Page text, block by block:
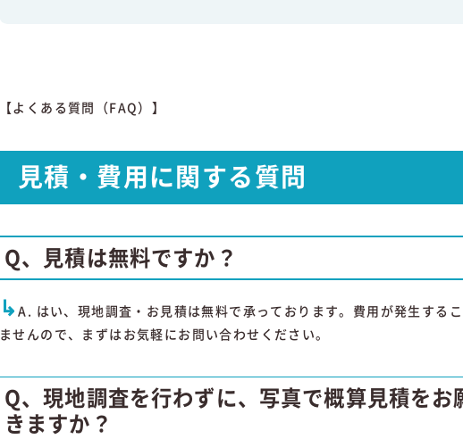
【よくある質問（FAQ）】
見積・費用に関する質問
Q、見積は無料ですか？
↳A. はい、現地調査・お見積は無料で承っております。費用が発生する
ませんので、まずはお気軽にお問い合わせください。
Q、現地調査を行わずに、写真で概算見積をお
きますか？